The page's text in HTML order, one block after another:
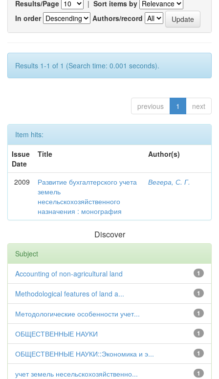
Results/Page | Sort items by
In order
Authors/record
Results 1-1 of 1 (Search time: 0.001 seconds).
previous 1 next
Item hits:
Issue
Date
Title Author(s)
2009
Развитие бухгалтерского учета
земель
несельскохозяйственного
назначения : монография
Вегера, С. Г.
Discover
Subject
1
Accounting of non-agricultural land
1
Methodological features of land a...
1
Методологические особенности учет...
1
ОБЩЕСТВЕННЫЕ НАУКИ
1
ОБЩЕСТВЕННЫЕ НАУКИ::Экономика и э...
1
учет земель несельскохозяйственно...